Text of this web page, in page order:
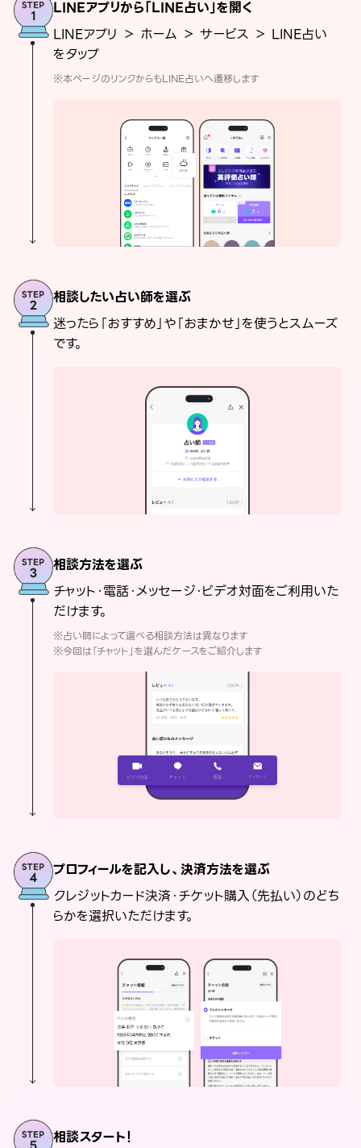
LINEアプリから「LINE占い」を開く
LINEアプリ ＞ ホーム ＞ サービス ＞ LINE占い
をタップ
※本ページのリンクからもLINE占いへ遷移します
相談したい占い師を選ぶ
迷ったら「おすすめ」や「おまかせ」を使うとスムーズ
です。
相談方法を選ぶ
チャット・電話・メッセージ・ビデオ対面をご利用いた
だけます。
※占い師によって選べる相談方法は異なります
※今回は「チャット」を選んだケースをご紹介します
プロフィールを記入し、決済方法を選ぶ
クレジットカード決済・チケット購入（先払い）のどち
らかを選択いただけます。
相談スタート！